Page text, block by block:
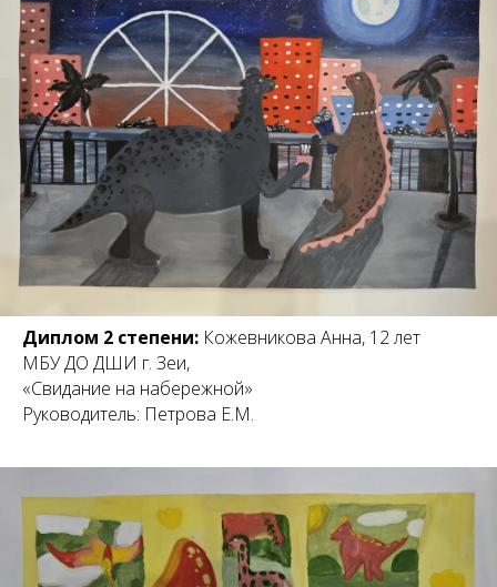
Диплом 2 степени: Кожевникова Анна, 12 лет
МБУ ДО ДШИ г. Зеи,
«Свидание на набережной»
Руководитель: Петрова Е.М.